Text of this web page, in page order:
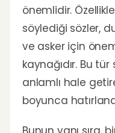
önemlidir.
söylediği sözler,
ve asker için
kaynağıdır. Bu
anlamlı hale
boyunca